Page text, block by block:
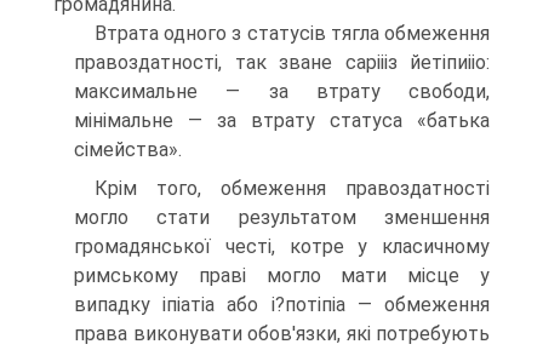
Втрата одного з статусів тягла обмеження
правоздатності, так зване саріііз йетіпиііо:
максимальне — за втрату свободи,
мінімальне — за втрату статуса «батька
сімейства».
Крім того, обмеження правоздатності
могло стати результатом зменшення
громадянської честі, котре у класичному
римському праві могло мати місце у
випадку іпіатіа або і?потіпіа — обмеження
права виконувати обов'язки, які потребують